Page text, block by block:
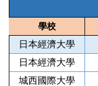
學校
日本經濟大學
日本經濟大學
城西國際大學